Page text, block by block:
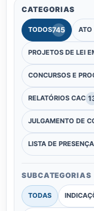
CATEGORIAS
TODOS745 ATO
PROJETOS DE LEI
CONCURSOS E
RELATÓRIOS CAC
JULGAMENTO DE
LISTA DE
SUBCATEGORIAS
TODAS